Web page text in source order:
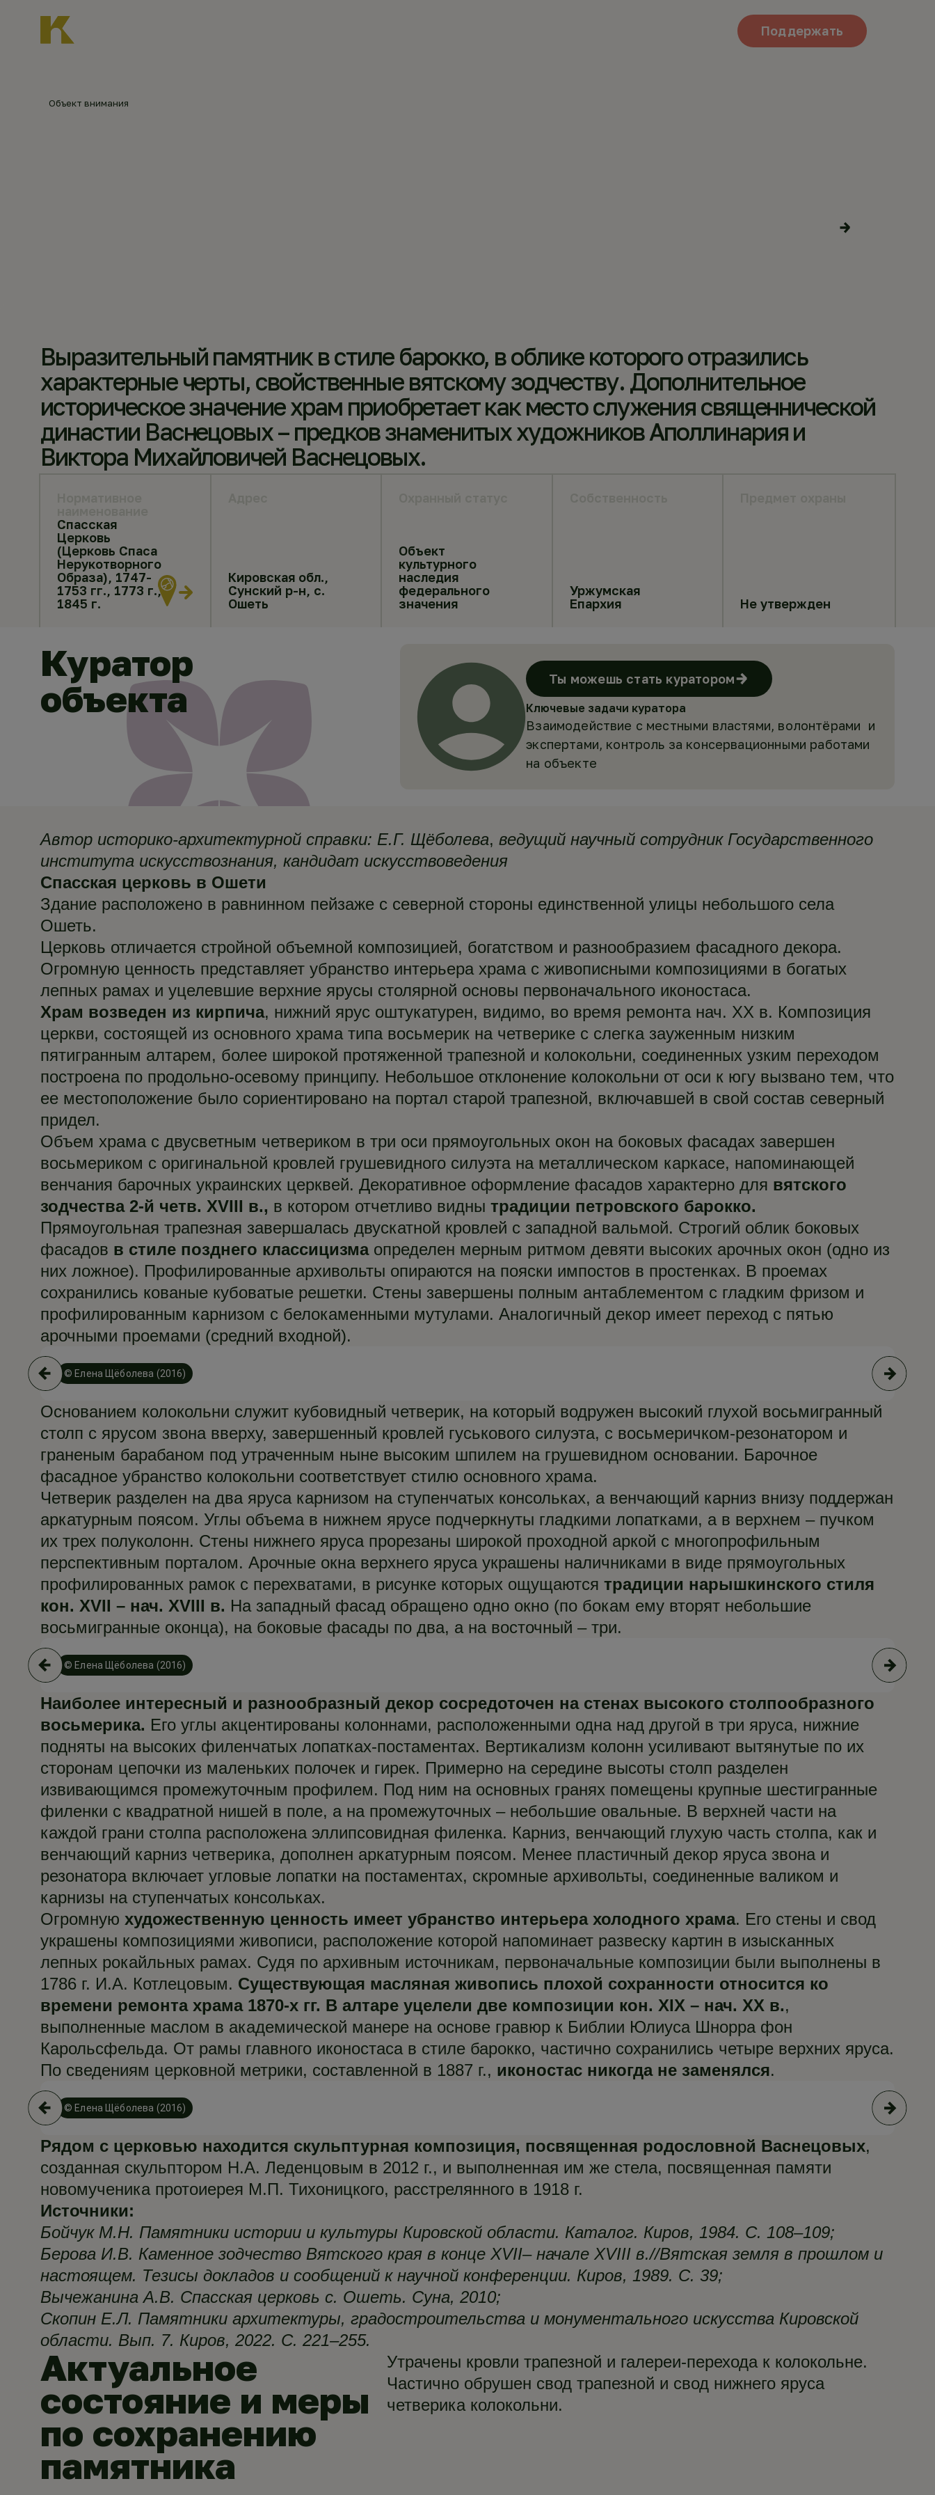
Поддержать
Объект внимания
Выразительный памятник в стиле барокко, в облике которого отразились
характерные черты, свойственные вятскому зодчеству. Дополнительное
историческое значение храм приобретает как место служения священнической
династии Васнецовых – предков знаменитых художников Аполлинария и
Виктора Михайловичей Васнецовых.
Спасская
Церковь
(Церковь Спаса
Нерукотворного
Образа), 1747-
1753 гг., 1773 г.,
1845 г.
Кировская обл.,
Сунский р-н, с.
Ошеть
Объект
культурного
наследия
федерального
значения
Уржумская
Епархия
Не утвержден
Куратор
объекта
Ты можешь стать куратором
Ключевые задачи куратора
Взаимодействие с местными властями, волонтёрами и
экспертами, контроль за консервационными работами
на объекте
Автор историко-архитектурной справки: Е.Г. Щёболева, ведущий научный сотрудник Государственного
института искусствознания, кандидат искусствоведения
Спасская церковь в Ошети
Здание расположено в равнинном пейзаже с северной стороны единственной улицы небольшого села
Ошеть.
Церковь отличается стройной объемной композицией, богатством и разнообразием фасадного декора.
Огромную ценность представляет убранство интерьера храма с живописными композициями в богатых
лепных рамах и уцелевшие верхние ярусы столярной основы первоначального иконостаса.
Храм возведен из кирпича, нижний ярус оштукатурен, видимо, во время ремонта нач. ХХ в. Композиция
церкви, состоящей из основного храма типа восьмерик на четверике с слегка зауженным низким
пятигранным алтарем, более широкой протяженной трапезной и колокольни, соединенных узким переходом
построена по продольно-осевому принципу. Небольшое отклонение колокольни от оси к югу вызвано тем, что
ее местоположение было сориентировано на портал старой трапезной, включавшей в свой состав северный
придел.
Объем храма с двусветным четвериком в три оси прямоугольных окон на боковых фасадах завершен
восьмериком с оригинальной кровлей грушевидного силуэта на металлическом каркасе, напоминающей
венчания барочных украинских церквей. Декоративное оформление фасадов характерно для вятского
зодчества 2-й четв. XVIII в., в котором отчетливо видны традиции петровского барокко.
Прямоугольная трапезная завершалась двускатной кровлей с западной вальмой. Строгий облик боковых
фасадов в стиле позднего классицизмаопределен мерным ритмом девяти высоких арочных окон (одно из
них ложное). Профилированные архивольты опираются на пояски импостов в простенках. В проемах
сохранились кованые кубоватые решетки. Стены завершены полным антаблементом с гладким фризом и
профилированным карнизом с белокаменными мутулами. Аналогичный декор имеет переход с пятью
арочными проемами (средний входной).
© Елена Щёболева (2016)
Основанием колокольни служит кубовидный четверик, на который водружен высокий глухой восьмигранный
столп с ярусом звона вверху, завершенный кровлей гуськового силуэта, с восьмеричком-резонатором и
граненым барабаном под утраченным ныне высоким шпилем на грушевидном основании. Барочное
фасадное убранство колокольни соответствует стилю основного храма.
Четверик разделен на два яруса карнизом на ступенчатых консольках, а венчающий карниз внизу поддержан
аркатурным поясом. Углы объема в нижнем ярусе подчеркнуты гладкими лопатками, а в верхнем – пучком
их трех полуколонн. Стены нижнего яруса прорезаны широкой проходной аркой с многопрофильным
перспективным порталом. Арочные окна верхнего яруса украшены наличниками в виде прямоугольных
профилированных рамок с перехватами, в рисунке которых ощущаются традиции нарышкинского стиля
кон. XVII – нач. XVIII в. На западный фасад обращено одно окно (по бокам ему вторят небольшие
восьмигранные оконца), на боковые фасады по два, а на восточный – три.
© Елена Щёболева (2016)
Наиболее интересный и разнообразный декор сосредоточен на стенах высокого столпообразного
восьмерика. Его углы акцентированы колоннами, расположенными одна над другой в три яруса, нижние
подняты на высоких филенчатых лопатках-постаментах. Вертикализм колонн усиливают вытянутые по их
сторонам цепочки из маленьких полочек и гирек. Примерно на середине высоты столп разделен
извивающимся промежуточным профилем. Под ним на основных гранях помещены крупные шестигранные
филенки с квадратной нишей в поле, а на промежуточных – небольшие овальные. В верхней части на
каждой грани столпа расположена эллипсовидная филенка. Карниз, венчающий глухую часть столпа, как и
венчающий карниз четверика, дополнен аркатурным поясом. Менее пластичный декор яруса звона и
резонатора включает угловые лопатки на постаментах, скромные архивольты, соединенные валиком и
карнизы на ступенчатых консольках.
Огромную художественную ценность имеет убранство интерьера холодного храма. Его стены и свод
украшены композициями живописи, расположение которой напоминает развеску картин в изысканных
лепных рокайльных рамах. Судя по архивным источникам, первоначальные композиции были выполнены в
1786 г. И.А. Котлецовым. Существующая масляная живопись плохой сохранности относится ко
времени ремонта храма 1870-х гг. В алтаре уцелели две композиции кон. XIX – нач. ХХ в.,
выполненные маслом в академической манере на основе гравюр к Библии Юлиуса Шнорра фон
Карольсфельда. От рамы главного иконостаса в стиле барокко, частично сохранились четыре верхних яруса.
По сведениям церковной метрики, составленной в 1887 г., иконостас никогда не заменялся.
© Елена Щёболева (2016)
Рядом с церковью находится скульптурная композиция, посвященная родословной Васнецовых,
созданная скульптором Н.А. Леденцовым в 2012 г., и выполненная им же стела, посвященная памяти
новомученика протоиерея М.П. Тихоницкого, расстрелянного в 1918 г.
Источники:
Бойчук М.Н. Памятники истории и культуры Кировской области. Каталог. Киров, 1984. С. 108–109;
Берова И.В. Каменное зодчество Вятского края в конце XVII– начале XVIII в.//Вятская земля в прошлом и
настоящем. Тезисы докладов и сообщений к научной конференции. Киров, 1989. С. 39;
Вычежанина А.В. Спасская церковь с. Ошеть. Суна, 2010;
Скопин Е.Л. Памятники архитектуры, градостроительства и монументального искусства Кировской
области. Вып. 7. Киров, 2022. С. 221–255.
Актуальное
состояние и меры
по сохранению
памятника
Утрачены кровли трапезной и галереи-перехода к колокольне.
Частично обрушен свод трапезной и свод нижнего яруса
четверика колокольни.